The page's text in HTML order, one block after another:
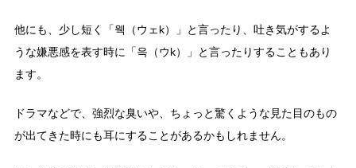
他にも、少し短く「웩（ウェk）」と言ったり、吐き気がするよ
うな嫌悪感を表す時に「윽（ウk）」と言ったりすることもあり
ます。
ドラマなどで、強烈な臭いや、ちょっと驚くような見た目のもの
が出てきた時にも耳にすることがあるかもしれません。